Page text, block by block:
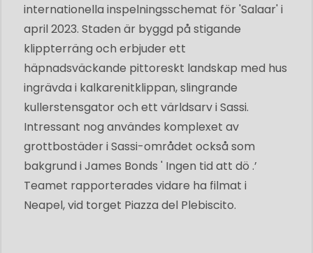
internationella inspelningsschemat för 'Salaar' i
april 2023. Staden är byggd på stigande
klippterräng och erbjuder ett
häpnadsväckande pittoreskt landskap med hus
ingrävda i kalkarenitklippan, slingrande
kullerstensgator och ett världsarv i Sassi.
Intressant nog användes komplexet av
grottbostäder i Sassi-området också som
bakgrund i James Bonds ' Ingen tid att dö .’
Teamet rapporterades vidare ha filmat i
Neapel, vid torget Piazza del Plebiscito.